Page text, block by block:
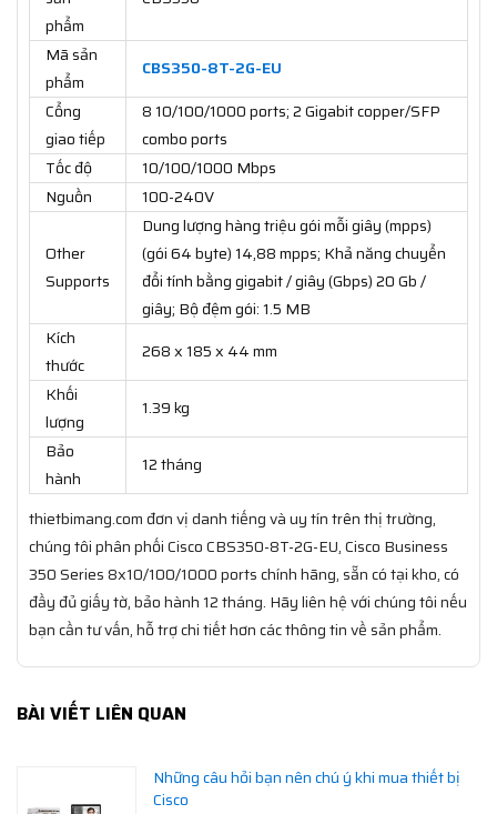
phẩm
Mã sản
phẩm
CBS350-8T-2G-EU
Cổng
giao tiếp
8 10/100/1000 ports; 2 Gigabit copper/SFP
combo ports
Tốc độ
10/100/1000 Mbps
Nguồn
100-240V
Other
Supports
Dung lượng hàng triệu gói mỗi giây (mpps)
(gói 64 byte) 14,88 mpps; Khả năng chuyển
đổi tính bằng gigabit / giây (Gbps) 20 Gb /
giây; Bộ đệm gói: 1.5 MB
Kích
thước
268 x 185 x 44 mm
Khối
lượng
1.39 kg
Bảo
hành
12 tháng
thietbimang.com đơn vị danh tiếng và uy tín trên thị trường,
chúng tôi phân phối Cisco CBS350-8T-2G-EU, Cisco Business
350 Series 8x10/100/1000 ports chính hãng, sẵn có tại kho, có
đầy đủ giấy tờ, bảo hành 12 tháng. Hãy liên hệ với chúng tôi nếu
bạn cần tư vấn, hỗ trợ chi tiết hơn các thông tin về sản phẩm.
BÀI VIẾT LIÊN QUAN
Những câu hỏi bạn nên chú ý khi mua thiết bị
Cisco